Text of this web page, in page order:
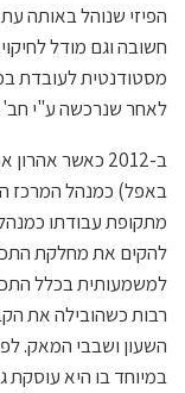
הפיזי שנוהל באותה עת
חשובה וגם מודל
מסטודנטית לעובדת
לאחר שנרכשה ע"י חב' CSR.
ב-2012 כאשר
באפל) כמנהל המרכז
מתקופת עבודתו
להקים את מחלקת
למשמעותית בכלל
רבות כשהובילה את
השעון ושבבי המאק.
במיוחד בו היא עוסקת